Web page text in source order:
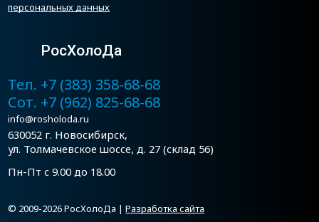
персональных данных
РосХолоДа
Тел. +7 (383) 358-68-68
Сот. +7 (962) 825-68-68
info@rosholoda.ru
630052 г. Новосибирск,
ул. Толмачевское шоссе, д. 27 (склад 56)
Пн-Пт с 9.00 до 18.00
© 2009-2026 РосХолоДа |Разработка сайта